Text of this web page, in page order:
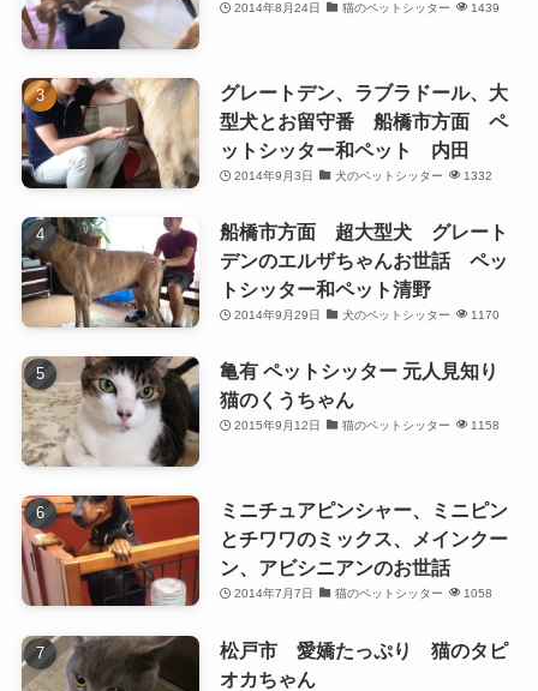
2014年8月24日 猫のペットシッター 1439
グレートデン、ラブラドール、大
型犬とお留守番 船橋市方面 ペ
ットシッター和ペット 内田
2014年9月3日 犬のペットシッター 1332
船橋市方面 超大型犬 グレート
デンのエルザちゃんお世話 ペッ
トシッター和ペット清野
2014年9月29日 犬のペットシッター 1170
亀有 ペットシッター 元人見知り
猫のくうちゃん
2015年9月12日 猫のペットシッター 1158
ミニチュアピンシャー、ミニピン
とチワワのミックス、メインクー
ン、アビシニアンのお世話
2014年7月7日 猫のペットシッター 1058
松戸市 愛嬌たっぷり 猫のタピ
オカちゃん